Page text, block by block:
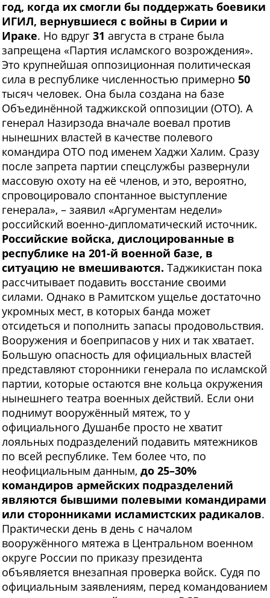
год, когда их смогли бы поддержать боевики
ИГИЛ, вернувшиеся с войны в Сирии и
Ираке. Но вдруг 31 августа в стране была
запрещена «Партия исламского возрождения».
Это крупнейшая оппозиционная политическая
сила в республике численностью примерно 50
тысяч человек. Она была создана на базе
Объединённой таджикской оппозиции (ОТО). А
генерал Назирзода вначале воевал против
нынешних властей в качестве полевого
командира ОТО под именем Хаджи Халим. Сразу
после запрета партии спецслужбы развернули
массовую охоту на её членов, и это, вероятно,
спровоцировало спонтанное выступление
генерала», – заявил «Аргументам недели»
российский военно-дипломатический источник.
Российские войска, дислоцированные в
республике на 201-й военной базе, в
ситуацию не вмешиваются. Таджикистан пока
рассчитывает подавить восстание своими
силами. Однако в Рамитском ущелье достаточно
укромных мест, в которых банда может
отсидеться и пополнить запасы продовольствия.
Вооружения и боеприпасов у них и так хватает.
Большую опасность для официальных властей
представляют сторонники генерала по исламской
партии, которые остаются вне кольца окружения
нынешнего театра военных действий. Если они
поднимут вооружённый мятеж, то у
официального Душанбе просто не хватит
лояльных подразделений подавить мятежников
по всей республике. Тем более что, по
неофициальным данным, до 25–30%
командиров армейских подразделений
являются бывшими полевыми командирами
или сторонниками исламистских радикалов.
Практически день в день с началом
вооружённого мятежа в Центральном военном
округе России по приказу президента
объявляется внезапная проверка войск. Судя по
официальным заявлениям, перед командованием